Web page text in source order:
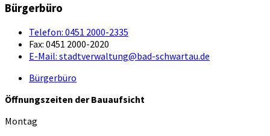
Bürgerbüro
Telefon: 0451 2000-2335
Fax: 0451 2000-2020
E-Mail: stadtverwaltung@bad-schwartau.de
Bürgerbüro
Öffnungszeiten der Bauaufsicht
Montag